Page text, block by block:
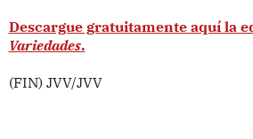
Descargue gratuitamente aquí la
Variedades.
(FIN) JVV/JVV